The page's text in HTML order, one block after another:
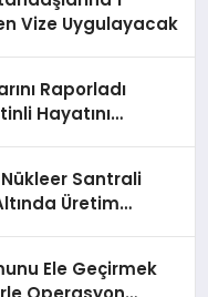
Vize Uygulayacak
Raporladı
Hayatını
Santrali
Üretim
Ele Geçirmek